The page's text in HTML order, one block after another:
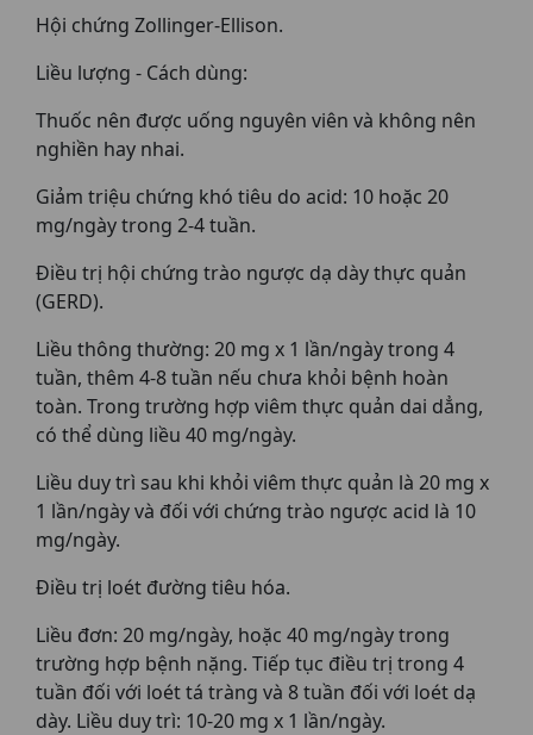
Hội chứng Zollinger-Ellison.
Liều lượng - Cách dùng:
Thuốc nên được uống nguyên viên và không nên
nghiền hay nhai.
Giảm triệu chứng khó tiêu do acid: 10 hoặc 20
mg/ngày trong 2-4 tuần.
Điều trị hội chứng trào ngược dạ dày thực quản
(GERD).
Liều thông thường: 20 mg x 1 lần/ngày trong 4
tuần, thêm 4-8 tuần nếu chưa khỏi bệnh hoàn
toàn. Trong trường hợp viêm thực quản dai dẳng,
có thể dùng liều 40 mg/ngày.
Liều duy trì sau khi khỏi viêm thực quản là 20 mg x
1 lần/ngày và đối với chứng trào ngược acid là 10
mg/ngày.
Điều trị loét đường tiêu hóa.
Liều đơn: 20 mg/ngày, hoặc 40 mg/ngày trong
trường hợp bệnh nặng. Tiếp tục điều trị trong 4
tuần đối với loét tá tràng và 8 tuần đối với loét dạ
dày. Liều duy trì: 10-20 mg x 1 lần/ngày.